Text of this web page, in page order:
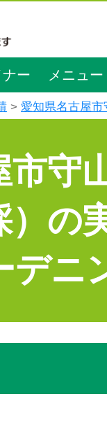
ー メニュー
愛知県名古屋市
市守
）の
デニ